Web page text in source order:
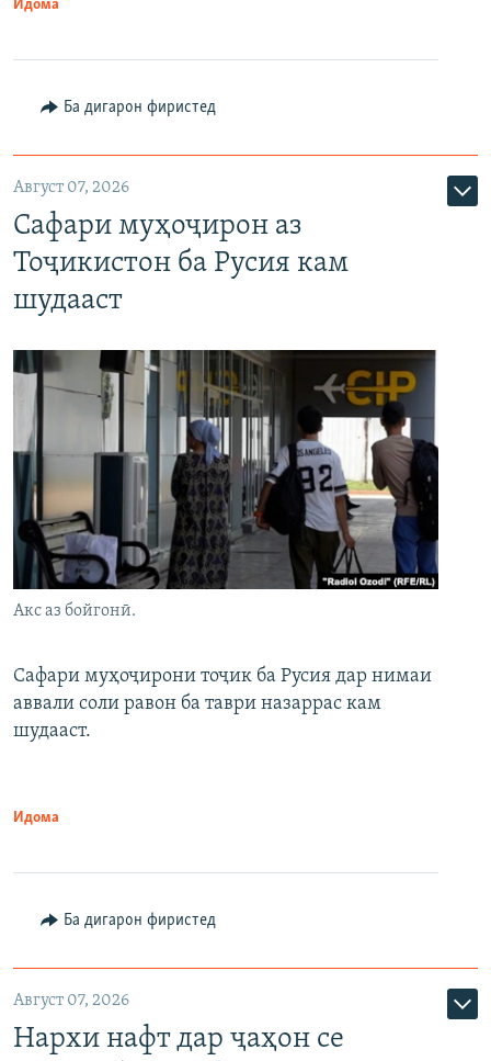
Идома
Ба дигарон фиристед
Август 07, 2026
Сафари муҳоҷирон аз
Тоҷикистон ба Русия кам
шудааст
Акс аз бойгонӣ.
Сафари муҳоҷирони тоҷик ба Русия дар нимаи
аввали соли равон ба таври назаррас кам
шудааст.
Идома
Ба дигарон фиристед
Август 07, 2026
Нархи нафт дар ҷаҳон се